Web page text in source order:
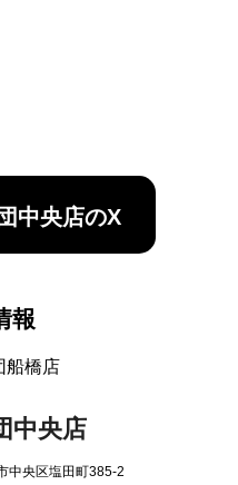
中央店のX
報
船橋店
中央店
中央区塩田町385-2